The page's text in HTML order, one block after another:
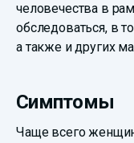
человечества в
обследоваться, в
а также и других
Симптомы
Чаще всего